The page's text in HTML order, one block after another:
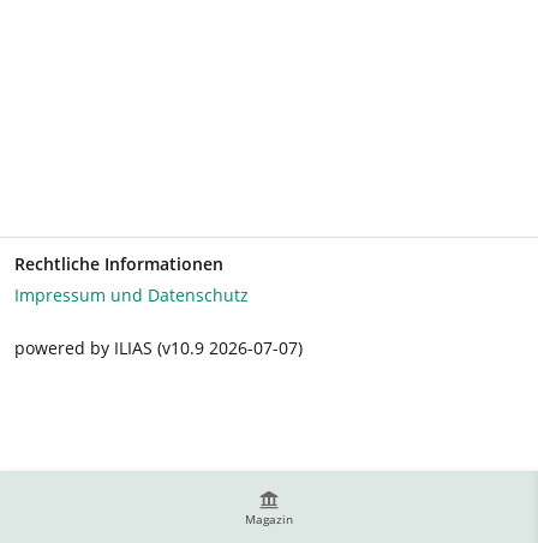
Magazin
Rechtliche Informationen
Impressum und Datenschutz
powered by ILIAS (v10.9 2026-07-07)